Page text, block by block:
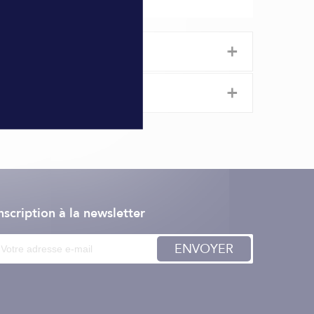
+
réduire notre impact sur l'environnement.
+
à la newsletter
ENVOYER